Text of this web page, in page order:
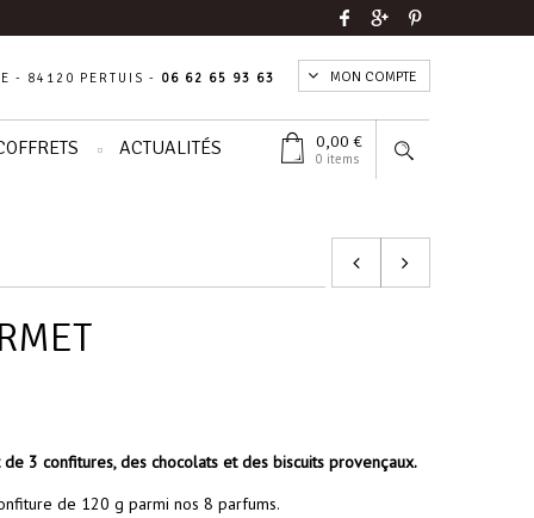
- 84120 PERTUIS - 06 62 65 93 63 MON COMPTE
0,00 €
0 items
ACTUALITÉS
3 confitures, des chocolats et des biscuits provençaux.
de 120 g parmi nos 8 parfums.